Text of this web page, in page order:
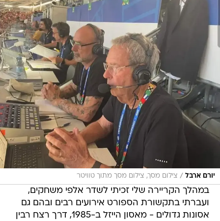
יורם ארבל / צילום מסך, צילום מסך מתוך טוויטר
במהלך הקריירה שלי זכיתי לשדר אלפי משחקים,
ועברתי בתקשורת הספורט אירועים רבים ובהם גם
אסונות גדולים - מאסון הייזל ב-1985, דרך רצח רבין